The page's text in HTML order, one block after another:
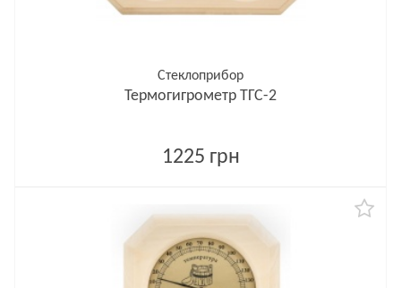
Стеклоприбор
Термогигрометр ТГС-2
1225 грн